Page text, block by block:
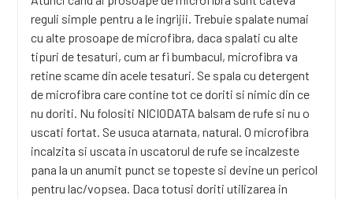
reguli simple pentru a le ingrijii. Trebuie spalate numai
cu alte prosoape de microfibra, daca spalati cu alte
tipuri de tesaturi, cum ar fi bumbacul, microfibra va
retine scame din acele tesaturi. Se spala cu detergent
de microfibra care contine tot ce doriti si nimic din ce
nu doriti. Nu folositi NICIODATA balsam de rufe si nu o
uscati fortat. Se usuca atarnata, natural. O microfibra
incalzita si uscata in uscatorul de rufe se incalzeste
pana la un anumit punct se topeste si devine un pericol
pentru lac/vopsea. Daca totusi doriti utilizarea in